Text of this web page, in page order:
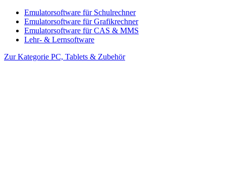
Emulatorsoftware für Schulrechner
Emulatorsoftware für Grafikrechner
Emulatorsoftware für CAS & MMS
Lehr- & Lernsoftware
Zur Kategorie PC, Tablets & Zubehör